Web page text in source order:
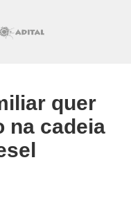
quer
na cadeia